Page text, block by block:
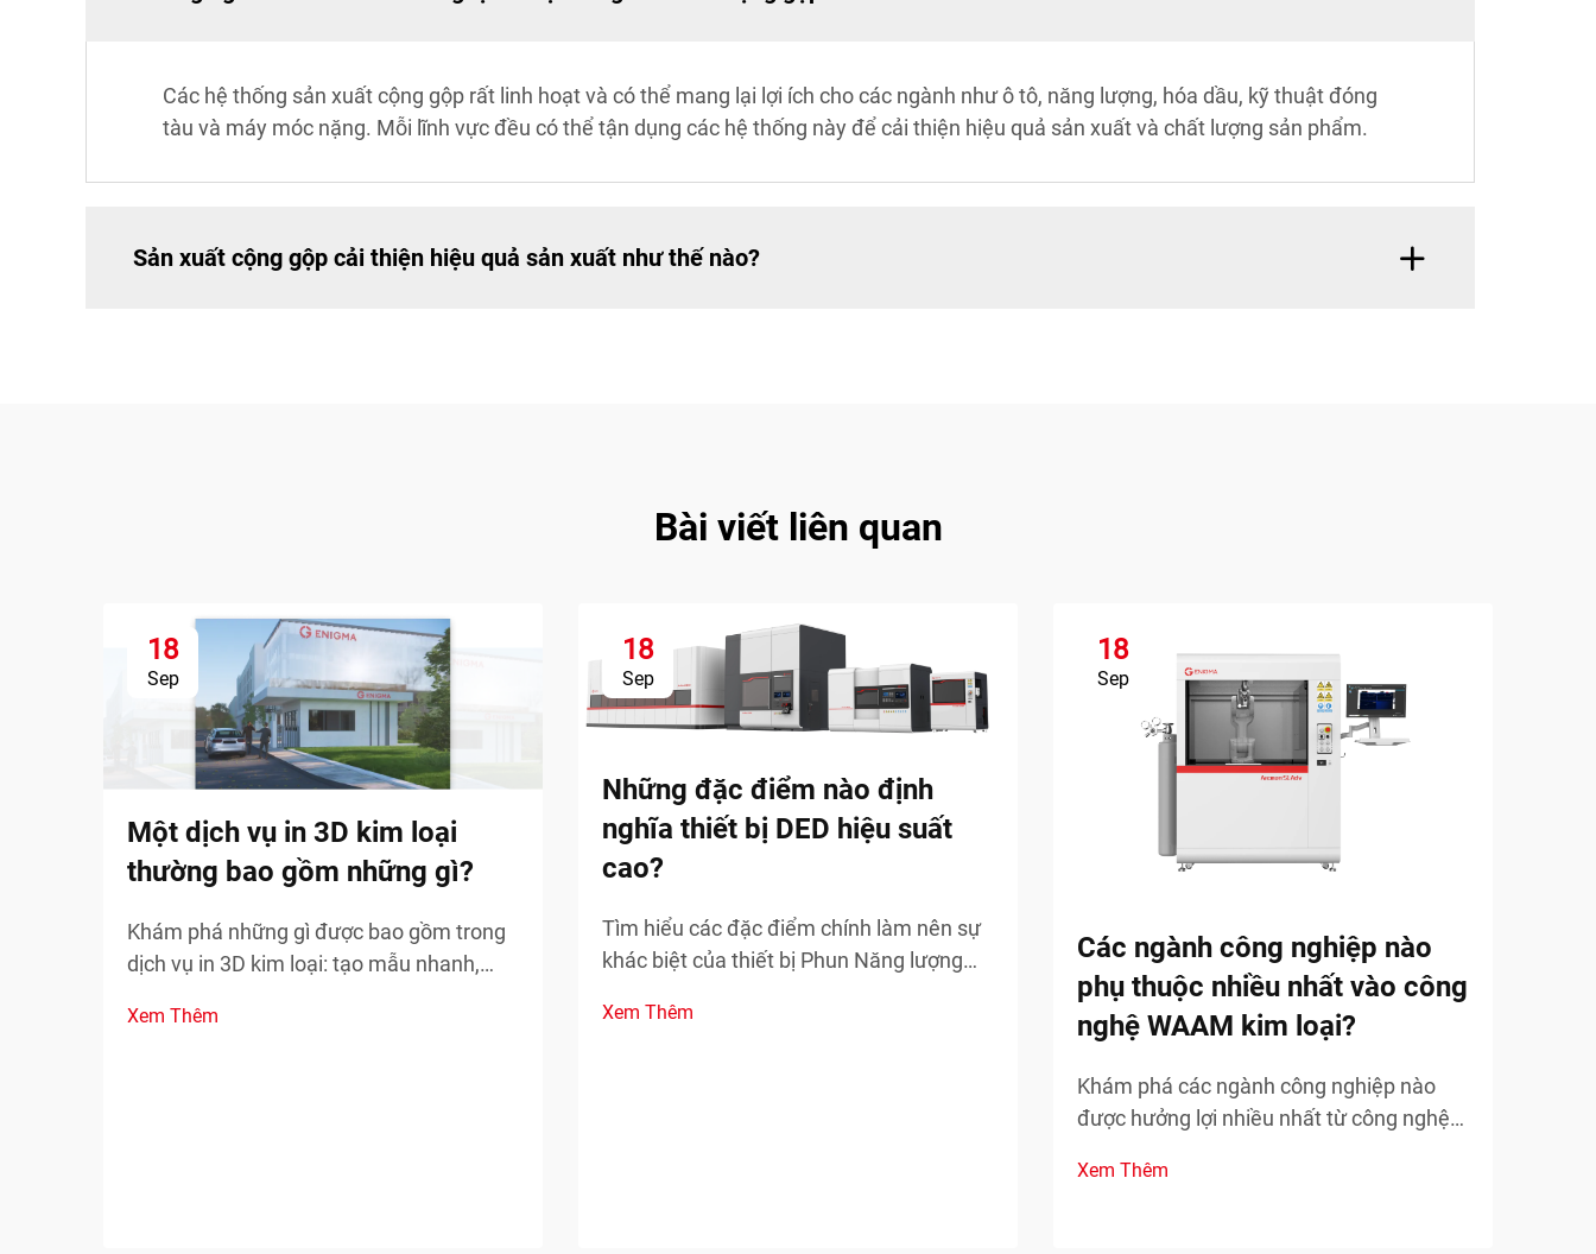
Các hệ thống sản xuất cộng gộp rất linh hoạt và có thể mang lại lợi ích cho các ngành như ô tô, năng lượng, hóa dầu, kỹ thuật đóng
tàu và máy móc nặng. Mỗi lĩnh vực đều có thể tận dụng các hệ thống này để cải thiện hiệu quả sản xuất và chất lượng sản phẩm.
Sản xuất cộng gộp cải thiện hiệu quả sản xuất như thế nào?
Bài viết liên quan
18
Sep
Một dịch vụ in 3D kim loại
thường bao gồm những gì?
Khám phá những gì được bao gồm trong
dịch vụ in 3D kim loại: tạo mẫu nhanh,
xuất các bộ phận phức tạp. Giảm thời
Xem Thêm
18
Sep
Những đặc điểm nào định
nghĩa thiết bị DED hiệu suất
cao?
Tìm hiểu các đặc điểm chính làm nên sự
khác biệt của thiết bị Phun Năng lượng
ứng dụng công nghiệp. Tìm hiểu về độ
Xem Thêm
18
Sep
Các ngành công nghiệp nào
phụ thuộc nhiều nhất vào công
nghệ WAAM kim loại?
Khám phá các ngành công nghiệp nào
được hưởng lợi nhiều nhất từ công nghệ
ngành sản xuất. Tìm hiểu các ứng dụng
Xem Thêm